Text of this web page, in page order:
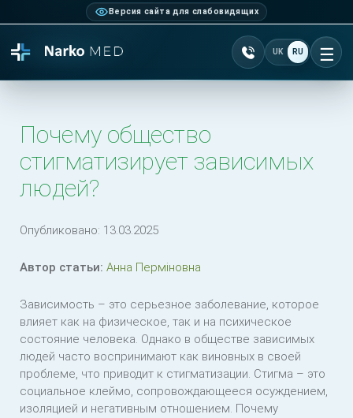
Версия сайта для слабовидящих
Позвонить +38 077
UK RU
Почему общество
стигматизирует зависимых
людей?
Опубликовано: 13.03.2025
Автор статьи: Анна Перміновна
Зависимость – это серьезное заболевание, которое
влияет как на физическое, так и на психическое
состояние человека. Однако в обществе зависимых
людей часто воспринимают как виновных в своей
проблеме, что приводит к стигматизации. Стигма – это
социальное клеймо, сопровождающееся осуждением,
изоляцией и негативным отношением. Почему